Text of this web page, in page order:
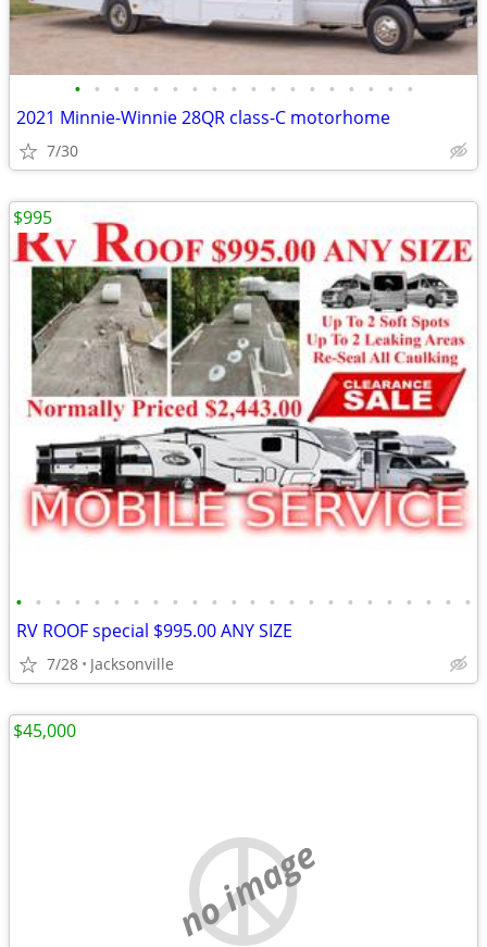
• • • • • • • • • • • • • • • • • •
2021 Minnie-Winnie 28QR class-C motorhome
7/30
• • • • • • • • • • • • • • • • • • • • • • • •
RV ROOF special $995.00 ANY SIZE
7/28 Jacksonville
$995
no image
$45,000